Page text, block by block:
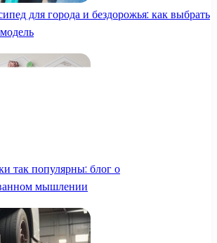
для города и бездорожья: как выбрать
так популярны: блог о
мышлении